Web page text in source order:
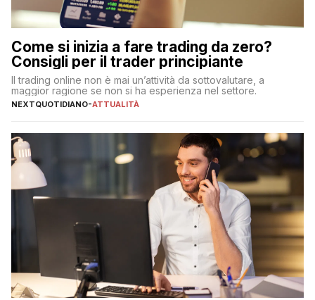
Come si inizia a fare trading da zero?
Consigli per il trader principiante
Il trading online non è mai un’attività da sottovalutare, a
maggior ragione se non si ha esperienza nel settore.
NEXTQUOTIDIANO-ATTUALITÀ